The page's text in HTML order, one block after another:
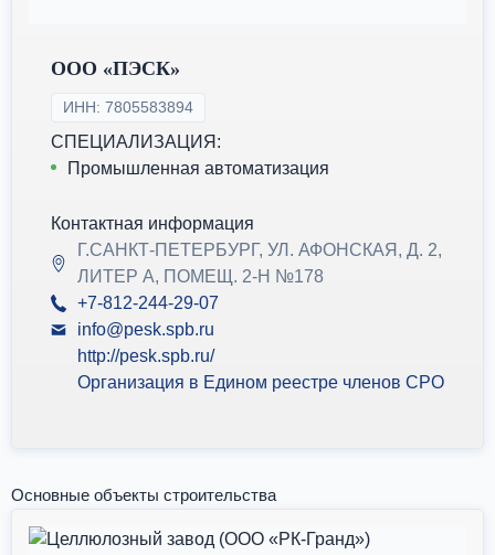
ООО «ПЭСК»
ИНН: 7805583894
СПЕЦИАЛИЗАЦИЯ:
Промышленная автоматизация
Контактная информация
Г.САНКТ-ПЕТЕРБУРГ, УЛ. АФОНСКАЯ, Д. 2,
ЛИТЕР А, ПОМЕЩ. 2-Н №178
+7-812-244-29-07
info@pesk.spb.ru
http://pesk.spb.ru/
Организация в Едином реестре членов СРО
Основные объекты строительства